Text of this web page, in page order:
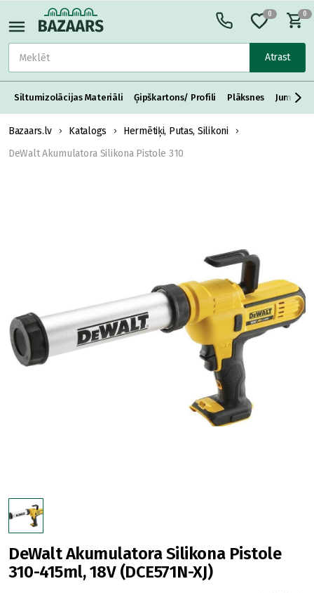
Atrast
0 0
Siltumizolācijas Materiāli Ģipškartons/ Profili Plāksnes Jumta
Bazaars.lv Katalogs
Hermētiķi, Putas, Silikoni
DeWalt Akumulatora Silikona Pistole 310
DeWalt Akumulatora Silikona Pistole
310-415ml, 18V (DCE571N-XJ)